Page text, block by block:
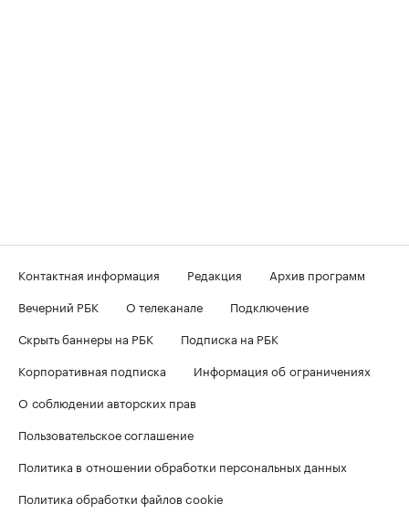
Контактная информация Редакция
Архив программ
Вечерний РБК
О телеканале
Подключение
Скрыть баннеры на РБК
Подписка на РБК
Корпоративная подписка
Информация об ограничениях
О соблюдении авторских прав
Пользовательское соглашение
Политика в отношении обработки персональных данных
Политика обработки файлов cookie